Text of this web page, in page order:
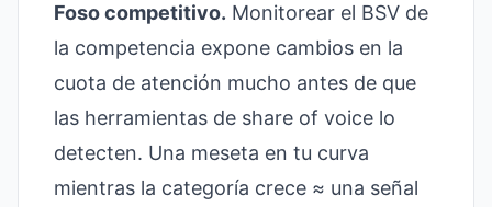
Foso competitivo. Monitorear el BSV de
la competencia expone cambios en la
cuota de atención mucho antes de que
las herramientas de share of voice lo
detecten. Una meseta en tu curva
mientras la categoría crece ≈ una señal